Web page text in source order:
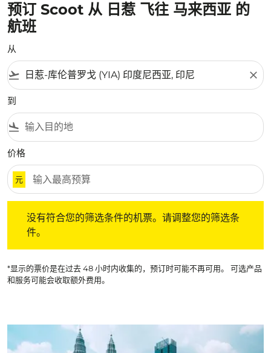
预订 Scoot 从 日惹 飞往 马来西亚 的
航班
从
flight_takeoff close
到
flight_land
价格
元
没有符合您的筛选条件的机票。请调整您的筛选条
件。
*显示的票价是在过去 48 小时内收集的，预订时可能不再可用。 可选产品
和服务可能会收取额外费用。